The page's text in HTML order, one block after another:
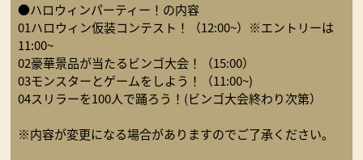
●ハロウィンパーティー！の内容
01ハロウィン仮装コンテスト！（12:00~）※エントリーは
11:00~
02豪華景品が当たるビンゴ大会！（15:00）
03モンスターとゲームをしよう！（11:00~)
04スリラーを100人で踊ろう！(ビンゴ大会終わり次第）
※内容が変更になる場合がありますのでご了承ください。